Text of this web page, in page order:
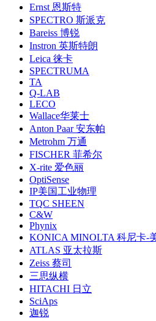
Ernst 恩斯特
SPECTRO 斯派克
Bareiss 博锐
Instron 英斯特朗
Leica 徕卡
SPECTRUMA
TA
Q-LAB
LECO
Wallace华莱士
Anton Paar 安东帕
Metrohm 万通
FISCHER 菲希尔
X-rite 爱色丽
OptiSense
IP美国工业物理
TQC SHEEN
C&W
Phynix
KONICA MINOLTA 科尼卡-
ATLAS 亚太拉斯
Zeiss 蔡司
三思纵横
HITACHI 日立
SciAps
迦锐